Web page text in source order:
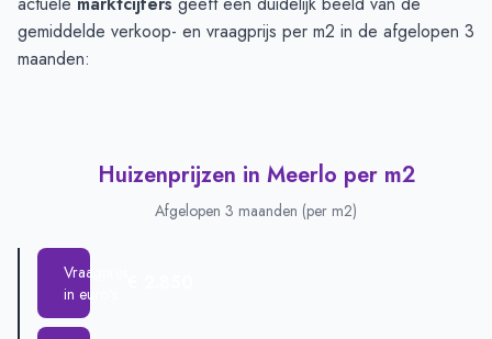
gemiddelde verkoop- en vraagprijs per m2 in de afgelopen 3
maanden:
Huizenprijzen in Meerlo per m2
Afgelopen 3 maanden (per m2)
Vraagprijs
in euro's